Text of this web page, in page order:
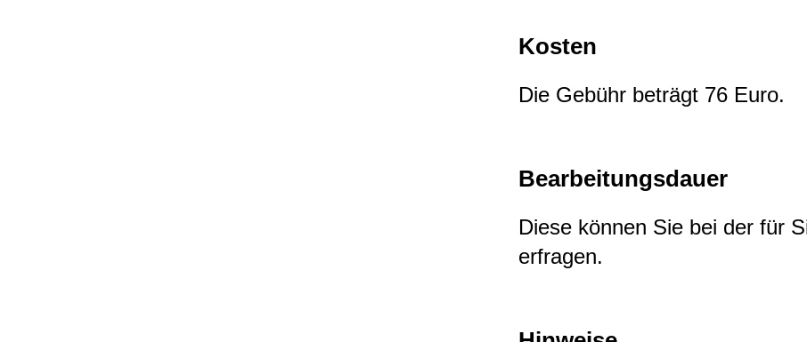
Kosten
Die Gebühr beträgt 76 Euro.
Bearbeitungsdauer
Diese können Sie bei der für
erfragen.